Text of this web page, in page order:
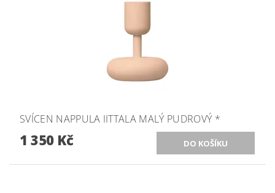
SVÍCEN NAPPULA IITTALA MALÝ PUDROVÝ *
1 350 Kč